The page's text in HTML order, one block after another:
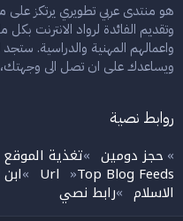
هو منتدى عربي تطويري يرتكز على
وتقديم الفائدة لرواد الانترنت
واعمالهم المهنية والدراسية.
ويساعدك على ان تصل الى وجهتك،
روابط نصية
» حجز دومين »تغذية الموقع
Url »Top Blog Feeds
»
الاسلام »رابط نصي